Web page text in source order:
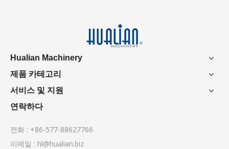
Hualian Machinery
제품 카테고리
서비스 및 지원
연락하다
전화 : +86-577-88627766
이메일 : hl@hualian.biz